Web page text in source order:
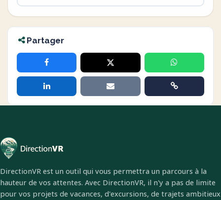
Partager
DirectionVR est un outil qui vous permettra un parcours à la
hauteur de vos attentes. Avec DirectionVR, il n'y a pas de limite
pour vos projets de vacances, d'excursions, de trajets ambitieux